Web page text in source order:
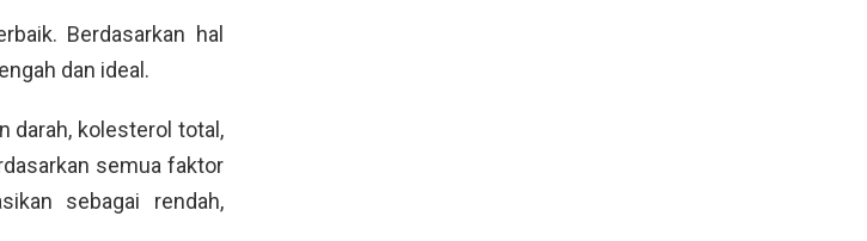
Berdasarkan hal
dan ideal.
darah, kolesterol total,
semua faktor
sebagai rendah,